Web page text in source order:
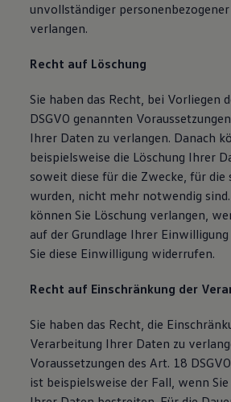
unvollständiger
verlangen.
Recht auf Löschung
Sie haben das Recht, bei Vorliegen
DSGVO genannten
Ihrer Daten zu verlangen. Danach
beispielsweise die Löschung Ihrer
soweit diese für die Zwecke, für die
wurden, nicht mehr notwendig
können Sie Löschung verlangen,
auf der Grundlage Ihrer
Sie diese Einwilligung widerrufen.
Recht auf Einschränkung der
Sie haben das Recht, die
Verarbeitung Ihrer Daten zu
Voraussetzungen des Art. 18
ist beispielsweise der Fall, wenn